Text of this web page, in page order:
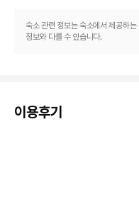
숙소 관련 정보는 숙소에서 제공하
정보와 다를 수 있습니다.
이용후기